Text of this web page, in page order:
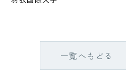
一覧へもどる